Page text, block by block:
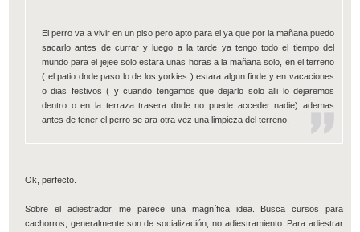
El perro va a vivir en un piso pero apto para el ya que por la mañana puedo
sacarlo antes de currar y luego a la tarde ya tengo todo el tiempo del
mundo para el jejee solo estara unas horas a la mañana solo, en el terreno
( el patio dnde paso lo de los yorkies ) estara algun finde y en vacaciones
o dias festivos ( y cuando tengamos que dejarlo solo alli lo dejaremos
dentro o en la terraza trasera dnde no puede acceder nadie) ademas
antes de tener el perro se ara otra vez una limpieza del terreno.
Ok, perfecto.
Sobre el adiestrador, me parece una magnífica idea. Busca cursos para
cachorros, generalmente son de socialización, no adiestramiento. Para adiestrar